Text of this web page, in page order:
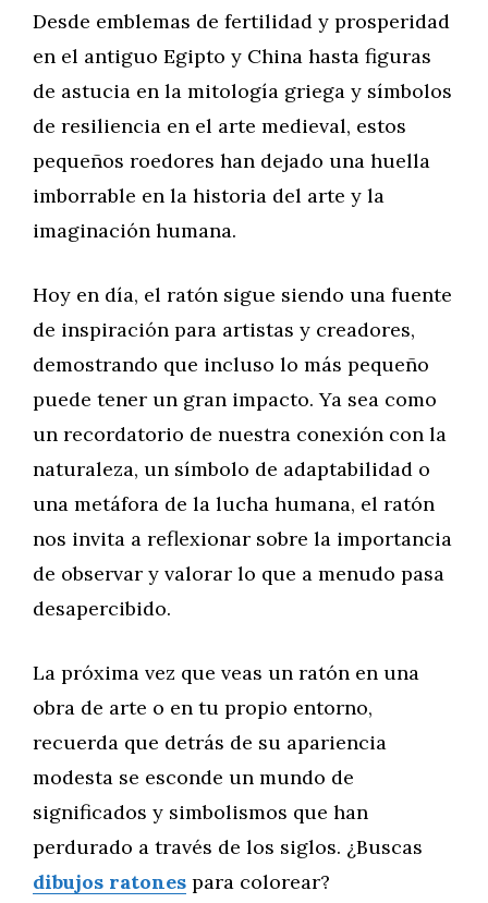
Desde emblemas de fertilidad y prosperidad
en el antiguo Egipto y China hasta figuras
de astucia en la mitología griega y símbolos
de resiliencia en el arte medieval, estos
pequeños roedores han dejado una huella
imborrable en la historia del arte y la
imaginación humana.
Hoy en día, el ratón sigue siendo una fuente
de inspiración para artistas y creadores,
demostrando que incluso lo más pequeño
puede tener un gran impacto. Ya sea como
un recordatorio de nuestra conexión con la
naturaleza, un símbolo de adaptabilidad o
una metáfora de la lucha humana, el ratón
nos invita a reflexionar sobre la importancia
de observar y valorar lo que a menudo pasa
desapercibido.
La próxima vez que veas un ratón en una
obra de arte o en tu propio entorno,
recuerda que detrás de su apariencia
modesta se esconde un mundo de
significados y simbolismos que han
perdurado a través de los siglos. ¿Buscas
dibujos ratones para colorear?